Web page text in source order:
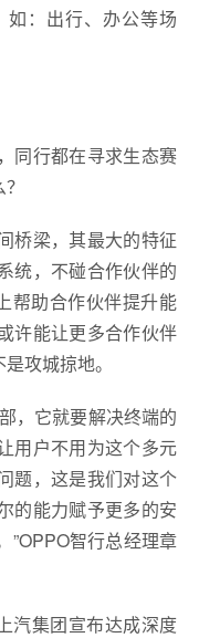
：出行、办公等场
同行都在寻求生态赛
桥梁，其最大的特征
统，不碰合作伙伴的
帮助合作伙伴提升能
许能让更多合作伙伴
攻城掠地。
，它就要解决终端的
用户不用为这个多元
题，这是我们对这个
的能力赋予更多的安
”OPPO智行总经理章
汽集团宣布达成深度